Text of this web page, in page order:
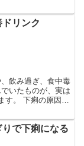
リンク
飲み過ぎ、食中毒
いたものが、実は
す。 下痢の原因は
で下痢になる